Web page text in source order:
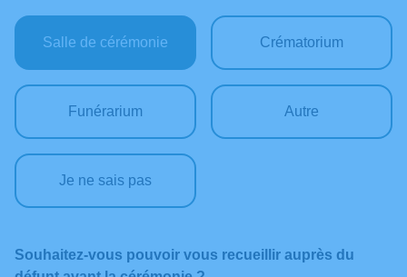
Salle de cérémonie Crématorium
Funérarium Autre
Je ne sais pas
Souhaitez-vous pouvoir vous recueillir auprès du